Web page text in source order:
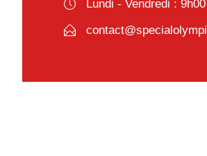
Lundi - Vendredi :